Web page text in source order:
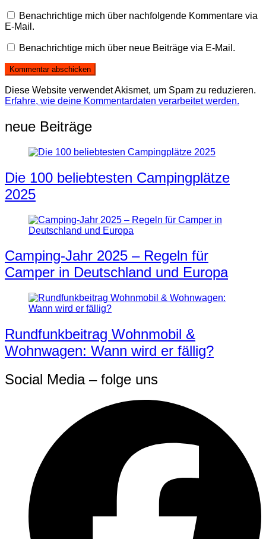
Benachrichtige mich über nachfolgende Kommentare via
E-Mail.
Benachrichtige mich über neue Beiträge via E-Mail.
Diese Website verwendet Akismet, um Spam zu reduzieren.
Erfahre, wie deine Kommentardaten verarbeitet werden.
neue Beiträge
Die 100 beliebtesten Campingplätze
2025
Camping-Jahr 2025 – Regeln für
Camper in Deutschland und Europa
Rundfunkbeitrag Wohnmobil &
Wohnwagen: Wann wird er fällig?
Social Media – folge uns